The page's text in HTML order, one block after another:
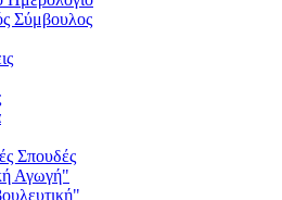
Σύμβουλος
Σπουδές
Αγωγή"